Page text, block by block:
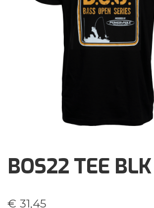
Klantenservice
BOS22 TEE
€ 31,45